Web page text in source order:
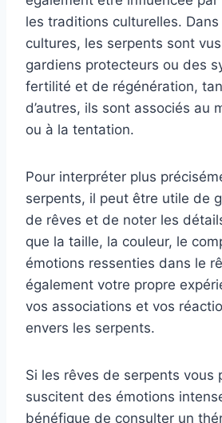
les traditions culturelles.
cultures, les serpents sont
gardiens protecteurs ou des
fertilité et de régénération,
d’autres, ils sont associés au
ou à la tentation.
Pour interpréter plus
serpents, il peut être utile de
de rêves et de noter les
que la taille, la couleur, le
émotions ressenties dans le
également votre propre
vos associations et vos
envers les serpents.
Si les rêves de serpents vous
suscitent des émotions
bénéfique de consulter un